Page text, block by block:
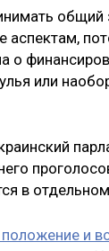
аспектам,
о
или
в
и